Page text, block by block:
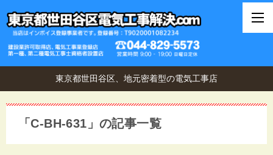
東京都世田谷区、地元密着型の電気工事店
「C-BH-631」の記事一覧